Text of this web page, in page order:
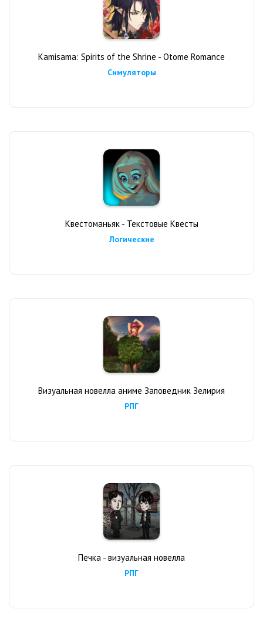
Kamisama: Spirits of the Shrine - Otome Romance
Симуляторы
Квестоманьяк - Текстовые Квесты
Логические
Визуальная новелла аниме Заповедник Зелирия
РПГ
Печка - визуальная новелла
РПГ